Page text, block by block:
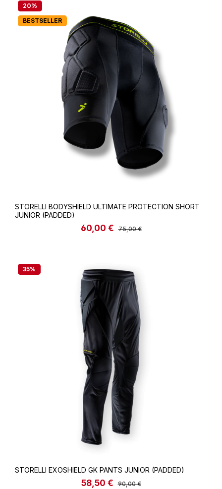
20%
BESTSELLER
STORELLI BODYSHIELD ULTIMATE PROTECTION SHORT
JUNIOR (PADDED)
Verkaufspreis:
60,00 € Regulärer Preis:
75,00 €
35%
STORELLI EXOSHIELD GK PANTS JUNIOR (PADDED)
Verkaufspreis:
58,50 € Regulärer Preis:
90,00 €